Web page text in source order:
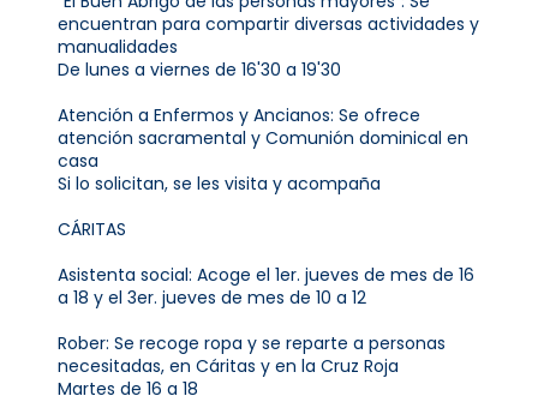
encuentran para compartir diversas actividades y
manualidades
De lunes a viernes de 16'30 a 19'30
Atención a Enfermos y Ancianos: Se ofrece
atención sacramental y Comunión dominical en
casa
Si lo solicitan, se les visita y acompaña
CÁRITAS
Asistenta social: Acoge el 1er. jueves de mes de 16
a 18 y el 3er. jueves de mes de 10 a 12
Rober: Se recoge ropa y se reparte a personas
necesitadas, en Cáritas y en la Cruz Roja
Martes de 16 a 18